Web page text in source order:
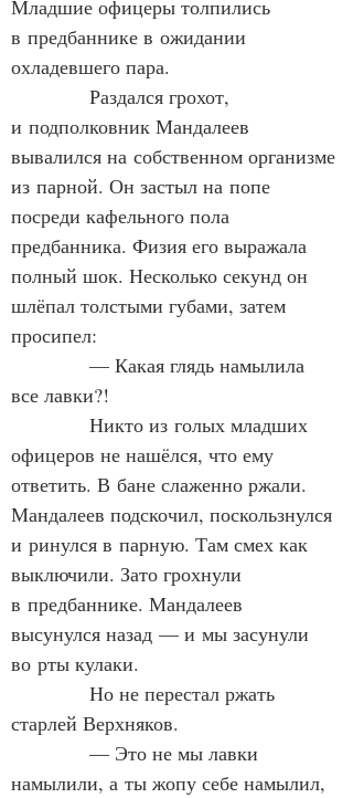
Младшие офицеры толпились
в предбаннике в ожидании
охладевшего пара.
Раздался грохот,
и подполковник Мандалеев
вывалился на собственном организме
из парной. Он застыл на попе
посреди кафельного пола
предбанника. Физия его выражала
полный шок. Несколько секунд он
шлёпал толстыми губами, затем
просипел:
— Какая глядь намылила
все лавки?!
Никто из голых младших
офицеров не нашёлся, что ему
ответить. В бане слаженно ржали.
Мандалеев подскочил, поскользнулся
и ринулся в парную. Там смех как
выключили. Зато грохнули
в предбаннике. Мандалеев
высунулся назад — и мы засунули
во рты кулаки.
Но не перестал ржать
старлей Верхняков.
— Это не мы лавки
намылили, а ты жопу себе намылил,